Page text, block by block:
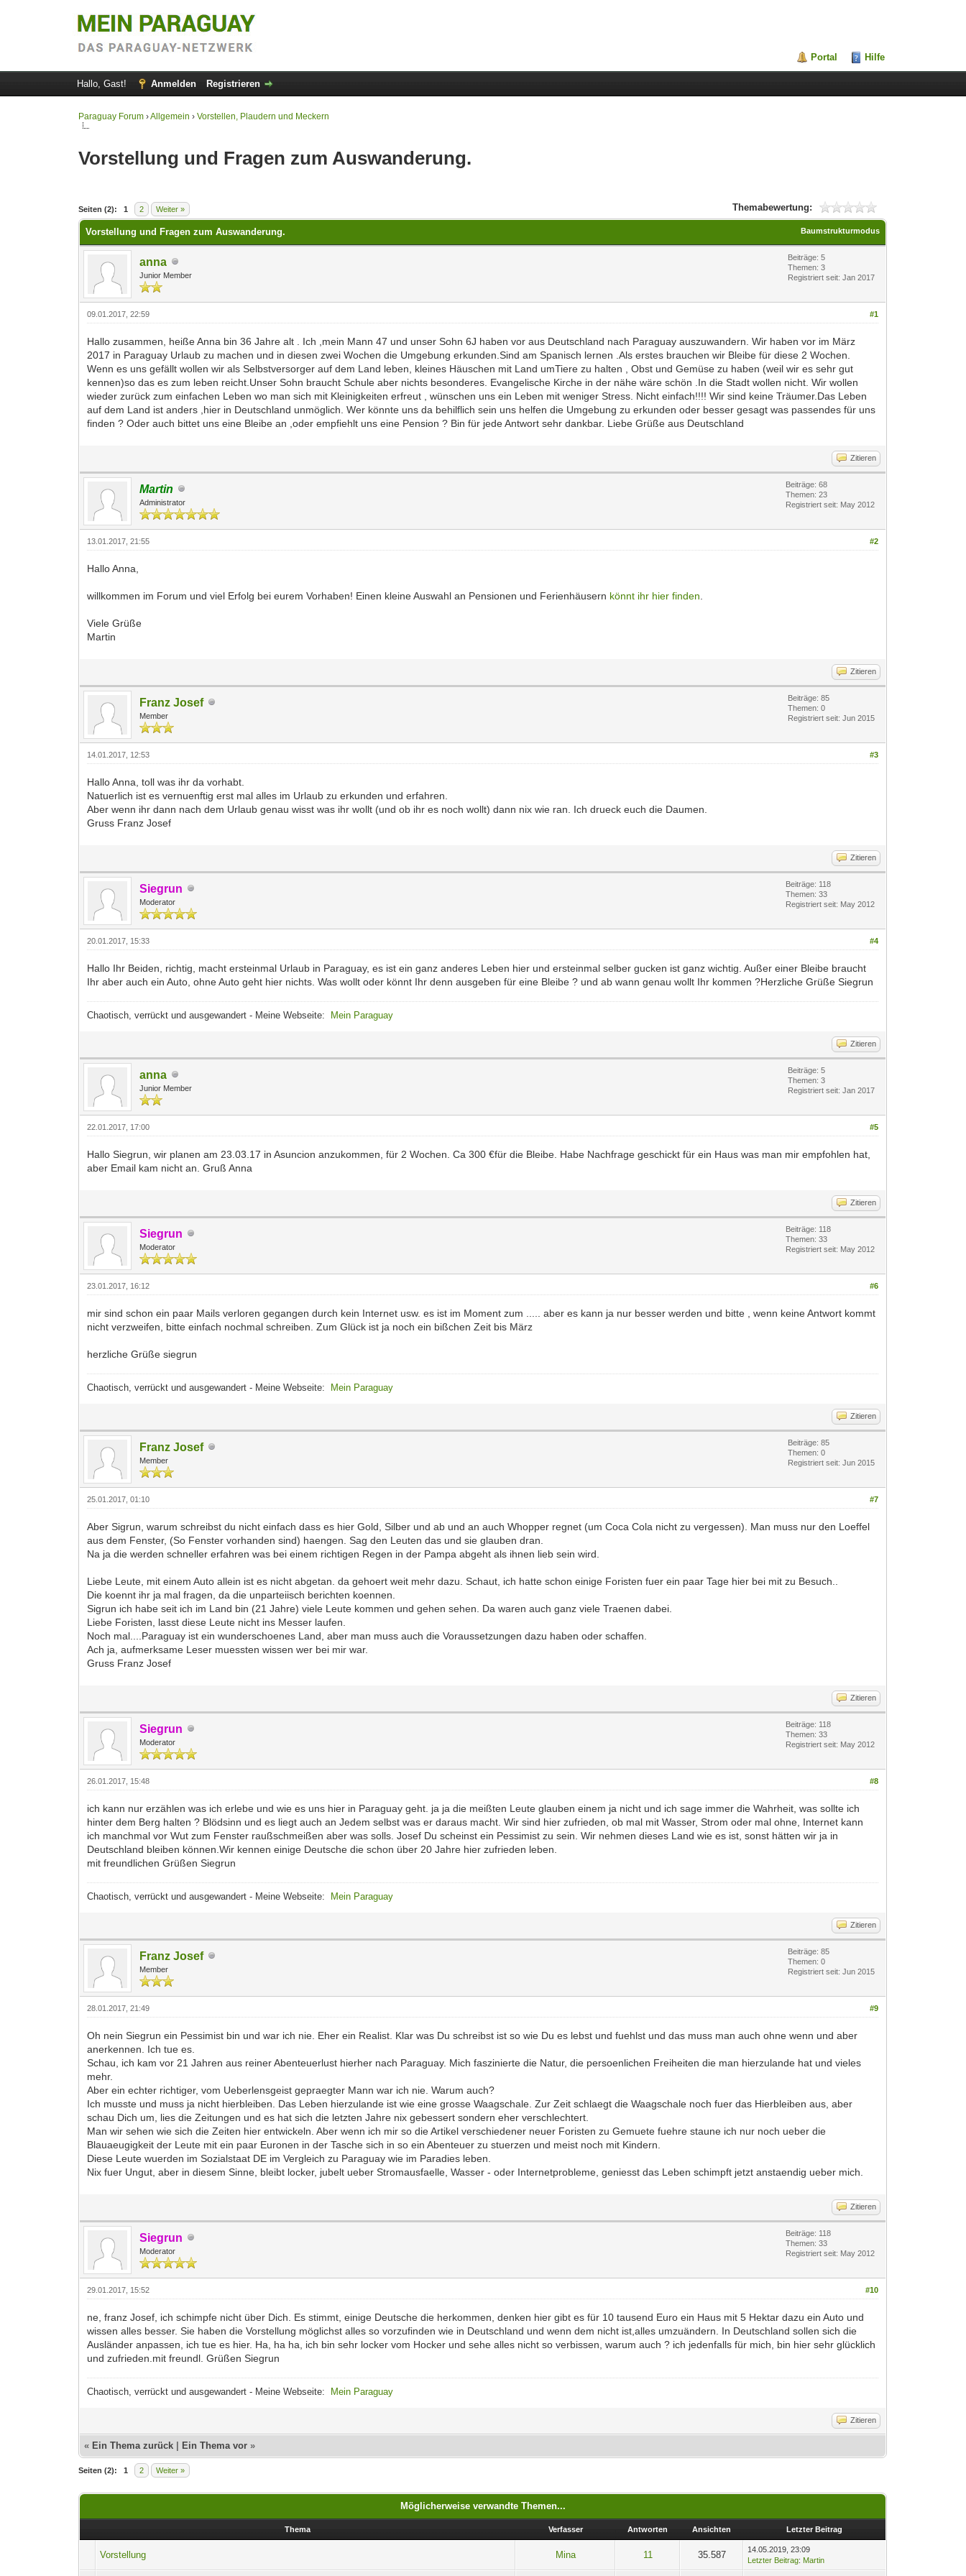
Portal Hilfe
Hallo, Gast! Anmelden Registrieren
Paraguay Forum ›Allgemein ›Vorstellen, Plaudern und Meckern
Vorstellung und Fragen zum Auswanderung.
Seiten (2): 1 2 Weiter » Themabewertung:
0 Bewertung(en) - 0 im Durchschnitt
1
2
3
4
5
Baumstrukturmodus
Vorstellung und Fragen zum Auswanderung.
anna
Junior Member
Beiträge: 5
Themen: 3
Registriert seit: Jan 2017
#1
09.01.2017, 22:59
Hallo zusammen, heiße Anna bin 36 Jahre alt . Ich ,mein Mann 47 und unser Sohn 6J haben vor aus Deutschland nach Paraguay auszuwandern. Wir haben vor im März
2017 in Paraguay Urlaub zu machen und in diesen zwei Wochen die Umgebung erkunden.Sind am Spanisch lernen .Als erstes brauchen wir Bleibe für diese 2 Wochen.
Wenn es uns gefällt wollen wir als Selbstversorger auf dem Land leben, kleines Häuschen mit Land umTiere zu halten , Obst und Gemüse zu haben (weil wir es sehr gut
kennen)so das es zum leben reicht.Unser Sohn braucht Schule aber nichts besonderes. Evangelische Kirche in der nähe wäre schön .In die Stadt wollen nicht. Wir wollen
wieder zurück zum einfachen Leben wo man sich mit Kleinigkeiten erfreut , wünschen uns ein Leben mit weniger Stress. Nicht einfach!!!! Wir sind keine Träumer.Das Leben
auf dem Land ist anders ,hier in Deutschland unmöglich. Wer könnte uns da behilflich sein uns helfen die Umgebung zu erkunden oder besser gesagt was passendes für uns
finden ? Oder auch bittet uns eine Bleibe an ,oder empfiehlt uns eine Pension ? Bin für jede Antwort sehr dankbar. Liebe Grüße aus Deutschland
Zitieren
Martin
Administrator
Beiträge: 68
Themen: 23
Registriert seit: May 2012
#2
13.01.2017, 21:55
Hallo Anna,
willkommen im Forum und viel Erfolg bei eurem Vorhaben! Einen kleine Auswahl an Pensionen und Ferienhäusern könnt ihr hier finden
Viele Grüße
Martin
Zitieren
Franz Josef
Member
Beiträge: 85
Themen: 0
Registriert seit: Jun 2015
#3
14.01.2017, 12:53
Hallo Anna, toll was ihr da vorhabt.
Natuerlich ist es vernuenftig erst mal alles im Urlaub zu erkunden und erfahren.
Aber wenn ihr dann nach dem Urlaub genau wisst was ihr wollt (und ob ihr es noch wollt) dann nix wie ran. Ich drueck euch die Daumen.
Gruss Franz Josef
Zitieren
Siegrun
Moderator
Beiträge: 118
Themen: 33
Registriert seit: May 2012
#4
20.01.2017, 15:33
Hallo Ihr Beiden, richtig, macht ersteinmal Urlaub in Paraguay, es ist ein ganz anderes Leben hier und ersteinmal selber gucken ist ganz wichtig. Außer einer Bleibe braucht
Ihr aber auch ein Auto, ohne Auto geht hier nichts. Was wollt oder könnt Ihr denn ausgeben für eine Bleibe ? und ab wann genau wollt Ihr kommen ?Herzliche Grüße Siegrun
Chaotisch, verrückt und ausgewandert - Meine Webseite: Mein Paraguay
Zitieren
anna
Junior Member
Beiträge: 5
Themen: 3
Registriert seit: Jan 2017
#5
22.01.2017, 17:00
Hallo Siegrun, wir planen am 23.03.17 in Asuncion anzukommen, für 2 Wochen. Ca 300 €für die Bleibe. Habe Nachfrage geschickt für ein Haus was man mir empfohlen hat,
aber Email kam nicht an. Gruß Anna
Zitieren
Siegrun
Moderator
Beiträge: 118
Themen: 33
Registriert seit: May 2012
#6
23.01.2017, 16:12
mir sind schon ein paar Mails verloren gegangen durch kein Internet usw. es ist im Moment zum ..... aber es kann ja nur besser werden und bitte , wenn keine Antwort kommt
nicht verzweifen, bitte einfach nochmal schreiben. Zum Glück ist ja noch ein bißchen Zeit bis März
herzliche Grüße siegrun
Chaotisch, verrückt und ausgewandert - Meine Webseite: Mein Paraguay
Zitieren
Franz Josef
Member
Beiträge: 85
Themen: 0
Registriert seit: Jun 2015
#7
25.01.2017, 01:10
Aber Sigrun, warum schreibst du nicht einfach dass es hier Gold, Silber und ab und an auch Whopper regnet (um Coca Cola nicht zu vergessen). Man muss nur den Loeffel
aus dem Fenster, (So Fenster vorhanden sind) haengen. Sag den Leuten das und sie glauben dran.
Na ja die werden schneller erfahren was bei einem richtigen Regen in der Pampa abgeht als ihnen lieb sein wird.
Liebe Leute, mit einem Auto allein ist es nicht abgetan. da gehoert weit mehr dazu. Schaut, ich hatte schon einige Foristen fuer ein paar Tage hier bei mit zu Besuch..
Die koennt ihr ja mal fragen, da die unparteiisch berichten koennen.
Sigrun ich habe seit ich im Land bin (21 Jahre) viele Leute kommen und gehen sehen. Da waren auch ganz viele Traenen dabei.
Liebe Foristen, lasst diese Leute nicht ins Messer laufen.
Noch mal....Paraguay ist ein wunderschoenes Land, aber man muss auch die Voraussetzungen dazu haben oder schaffen.
Ach ja, aufmerksame Leser muessten wissen wer bei mir war.
Gruss Franz Josef
Zitieren
Siegrun
Moderator
Beiträge: 118
Themen: 33
Registriert seit: May 2012
#8
26.01.2017, 15:48
ich kann nur erzählen was ich erlebe und wie es uns hier in Paraguay geht. ja ja die meißten Leute glauben einem ja nicht und ich sage immer die Wahrheit, was sollte ich
hinter dem Berg halten ? Blödsinn und es liegt auch an Jedem selbst was er daraus macht. Wir sind hier zufrieden, ob mal mit Wasser, Strom oder mal ohne, Internet kann
ich manchmal vor Wut zum Fenster raußschmeißen aber was solls. Josef Du scheinst ein Pessimist zu sein. Wir nehmen dieses Land wie es ist, sonst hätten wir ja in
Deutschland bleiben können.Wir kennen einige Deutsche die schon über 20 Jahre hier zufrieden leben.
mit freundlichen Grüßen Siegrun
Chaotisch, verrückt und ausgewandert - Meine Webseite: Mein Paraguay
Zitieren
Franz Josef
Member
Beiträge: 85
Themen: 0
Registriert seit: Jun 2015
#9
28.01.2017, 21:49
Oh nein Siegrun ein Pessimist bin und war ich nie. Eher ein Realist. Klar was Du schreibst ist so wie Du es lebst und fuehlst und das muss man auch ohne wenn und aber
anerkennen. Ich tue es.
Schau, ich kam vor 21 Jahren aus reiner Abenteuerlust hierher nach Paraguay. Mich faszinierte die Natur, die persoenlichen Freiheiten die man hierzulande hat und vieles
mehr.
Aber ein echter richtiger, vom Ueberlensgeist gepraegter Mann war ich nie. Warum auch?
Ich musste und muss ja nicht hierbleiben. Das Leben hierzulande ist wie eine grosse Waagschale. Zur Zeit schlaegt die Waagschale noch fuer das Hierbleiben aus, aber
schau Dich um, lies die Zeitungen und es hat sich die letzten Jahre nix gebessert sondern eher verschlechtert.
Man wir sehen wie sich die Zeiten hier entwickeln. Aber wenn ich mir so die Artikel verschiedener neuer Foristen zu Gemuete fuehre staune ich nur noch ueber die
Blauaeugigkeit der Leute mit ein paar Euronen in der Tasche sich in so ein Abenteuer zu stuerzen und meist noch mit Kindern.
Diese Leute wuerden im Sozialstaat DE im Vergleich zu Paraguay wie im Paradies leben.
Nix fuer Ungut, aber in diesem Sinne, bleibt locker, jubelt ueber Stromausfaelle, Wasser - oder Internetprobleme, geniesst das Leben schimpft jetzt anstaendig ueber mich.
Zitieren
Siegrun
Moderator
Beiträge: 118
Themen: 33
Registriert seit: May 2012
#10
29.01.2017, 15:52
ne, franz Josef, ich schimpfe nicht über Dich. Es stimmt, einige Deutsche die herkommen, denken hier gibt es für 10 tausend Euro ein Haus mit 5 Hektar dazu ein Auto und
wissen alles besser. Sie haben die Vorstellung möglichst alles so vorzufinden wie in Deutschland und wenn dem nicht ist,alles umzuändern. In Deutschland sollen sich die
Ausländer anpassen, ich tue es hier. Ha, ha ha, ich bin sehr locker vom Hocker und sehe alles nicht so verbissen, warum auch ? ich jedenfalls für mich, bin hier sehr glücklich
und zufrieden.mit freundl. Grüßen Siegrun
Chaotisch, verrückt und ausgewandert - Meine Webseite: Mein Paraguay
Zitieren
« Ein Thema zurück Ein Thema vor »
Seiten (2): 1 2 Weiter »
Möglicherweise verwandte Themen...
Thema Verfasser Antworten Ansichten Letzter Beitrag
Vorstellung Mina 11 35.587
14.05.2019, 23:09
Letzter Beitrag: Martin